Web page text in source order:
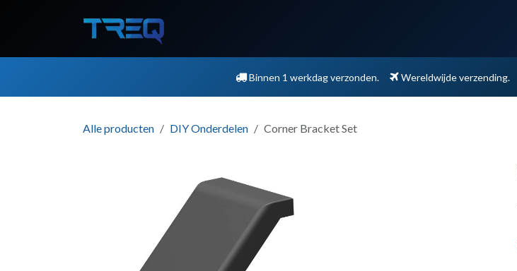
Binnen 1 werkdag verzonden. Wereldwijde verzending.
Alle producten DIY Onderdelen Corner Bracket Set